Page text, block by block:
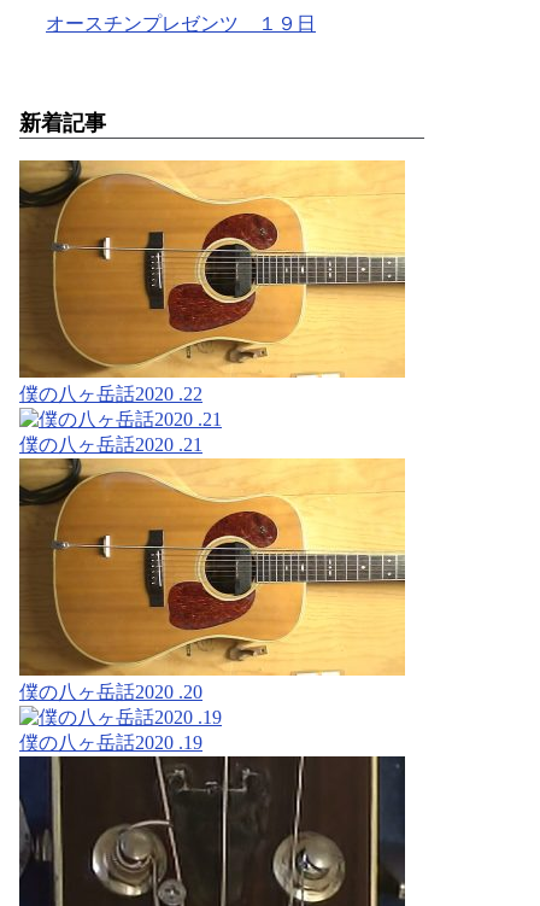
オースチンプレゼンツ １９日
新着記事
僕の八ヶ岳話2020 .22
僕の八ヶ岳話2020 .21
僕の八ヶ岳話2020 .20
僕の八ヶ岳話2020 .19